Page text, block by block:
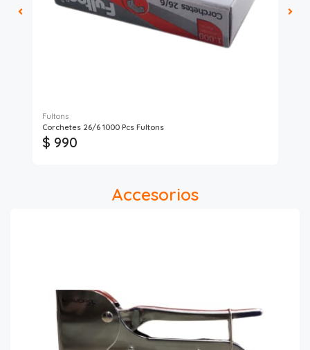
Fultons
Corchetes 26/6 1000 Pcs Fultons
$ 990
Accesorios